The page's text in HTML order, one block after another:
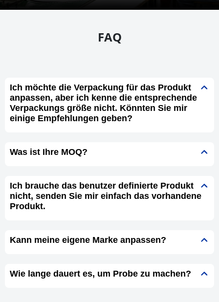
FAQ
Ich möchte die Verpackung für das Produkt
anpassen, aber ich kenne die entsprechende
Verpackungs größe nicht. Könnten Sie mir
einige Empfehlungen geben?
Was ist Ihre MOQ?
Ich brauche das benutzer definierte Produkt
nicht, senden Sie mir einfach das vorhandene
Produkt.
Kann meine eigene Marke anpassen?
Wie lange dauert es, um Probe zu machen?